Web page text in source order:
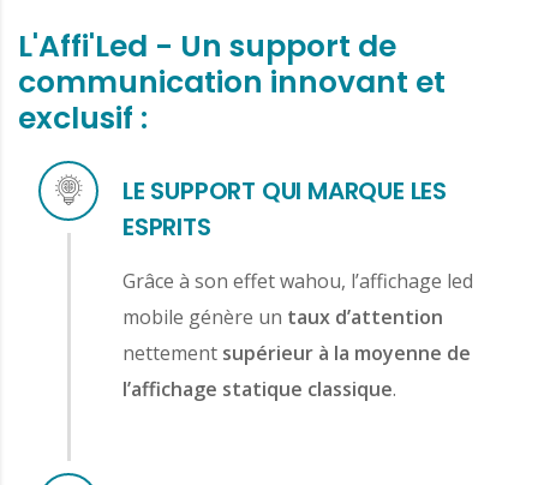
L'Affi'Led - Un support de
communication innovant et
exclusif :
LE SUPPORT QUI MARQUE LES
ESPRITS
Grâce à son effet wahou, l’affichage led
mobile génère un taux d’attention
nettement supérieur à la moyenne de
l’affichage statique classique.